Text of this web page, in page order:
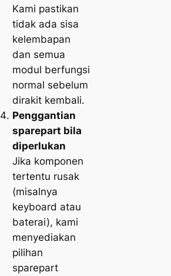
Kami pastikan
tidak ada sisa
kelembapan
dan semua
modul berfungsi
normal sebelum
dirakit kembali.
Penggantian
sparepart bila
diperlukan
Jika komponen
tertentu rusak
(misalnya
keyboard atau
baterai), kami
menyediakan
pilihan
sparepart